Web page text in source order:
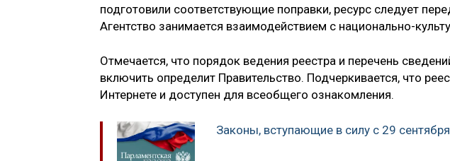
подготовили соответствующие поправки, ресурс следует
Агентство занимается взаимодействием с национально-
Отмечается, что порядок ведения реестра и перечень
включить определит Правительство. Подчеркивается, что
Интернете и доступен для всеобщего ознакомления.
Законы, вступающие в силу с 29 сентября